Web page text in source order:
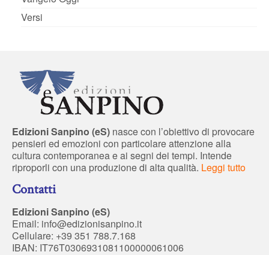
Versi
Edizioni Sanpino (eS) nasce con l’obiettivo di provocare
pensieri ed emozioni con particolare attenzione alla
cultura contemporanea e ai segni dei tempi. Intende
riproporli con una produzione di alta qualità. Leggi tutto
Contatti
Edizioni Sanpino (eS)
Email: info@edizionisanpino.it
Cellulare: +39 351 788.7.168
IBAN: IT76T0306931081100000061006